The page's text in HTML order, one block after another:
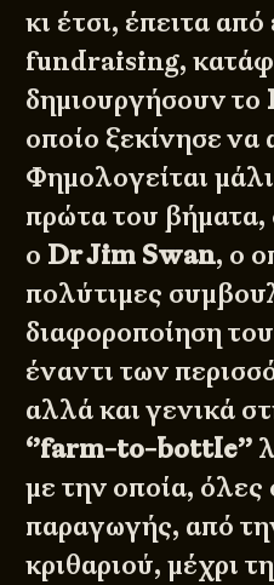
κι έτσι, έπειτα
fundraising,
δημιουργήσουν το
οποίο ξεκίνησε να
Φημολογείται
πρώτα του
ο Dr Jim Swan, ο
πολύτιμες
διαφοροποίηση
έναντι των
αλλά και γενικά
‘’farm-to-bottle’’
με την οποία, όλες
παραγωγής, από
κριθαριού, μέχρι